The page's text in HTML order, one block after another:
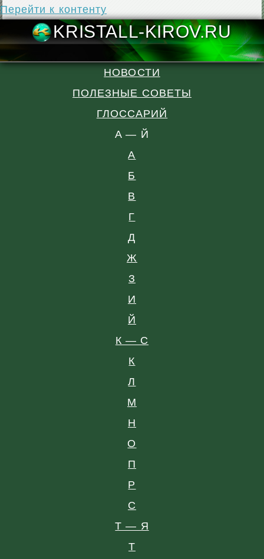
Перейти к контенту
KRISTALL-
НОВОСТИ
ПОЛЕЗНЫЕ СОВЕТЫ
ГЛОССАРИЙ
A — Й
А
Б
В
Г
Д
Ж
З
И
Й
К — С
К
Л
М
Н
О
П
Р
С
Т — Я
Т